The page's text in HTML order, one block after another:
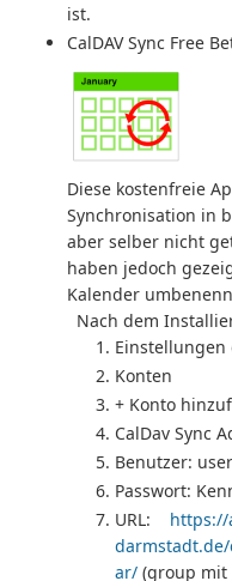
ist.
CalDAV Sync Free
Diese kostenfreie
Synchronisation in
aber selber nicht
haben jedoch
Kalender
Nach dem
Einstellungen
Konten
+ Konto
CalDav Sync
Benutzer:
Passwort:
URL:
https://
ar/ (group mit